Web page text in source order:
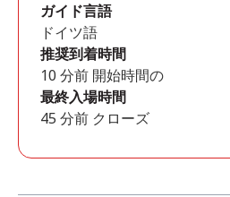
ガイド言語
ドイツ語
推奨到着時間
10 分前 開始時間の
最終入場時間
45 分前 クローズ